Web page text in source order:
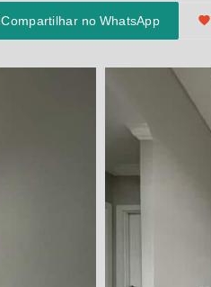
Compartilhar no WhatsApp